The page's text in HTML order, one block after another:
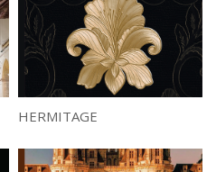
HERMITAGE